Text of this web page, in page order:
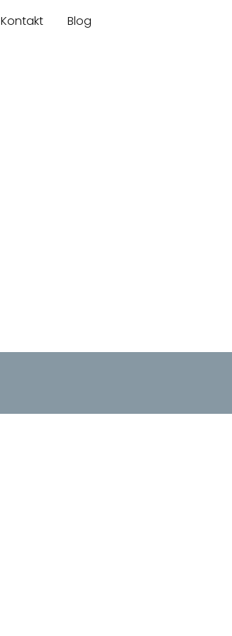
Kontakt Blog